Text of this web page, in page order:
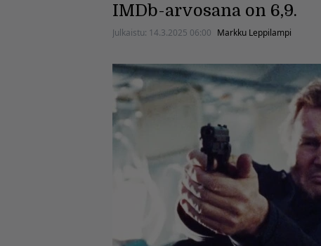
IMDb-arvosana on 6,9.
Julkaistu: 14.3.2025 06:00 Markku Leppilampi